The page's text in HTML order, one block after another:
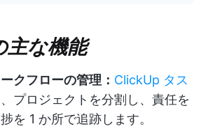
な機能
クフローの管理： ClickUp タス
、プロジェクトを分割し、責任を
を 1 か所で追跡します。